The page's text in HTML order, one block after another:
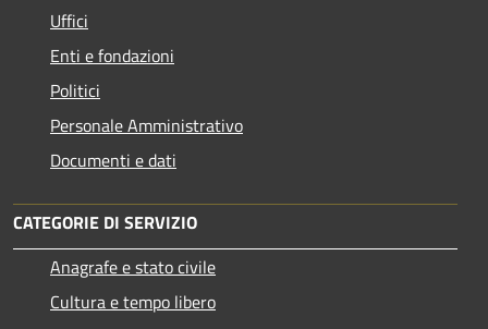
Uffici
Enti e fondazioni
Politici
Personale Amministrativo
Documenti e dati
CATEGORIE DI SERVIZIO
Anagrafe e stato civile
Cultura e tempo libero